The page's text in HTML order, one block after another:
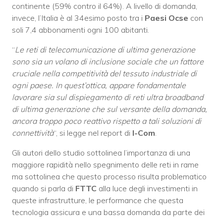
continente (59% contro il 64%). A livello di domanda,
invece, l’Italia è al 34esimo posto tra i Paesi Ocse con
soli 7,4 abbonamenti ogni 100 abitanti.
“Le reti di telecomunicazione di ultima generazione
sono sia un volano di inclusione sociale che un fattore
cruciale nella competitività del tessuto industriale di
ogni paese. In quest’ottica, appare fondamentale
lavorare sia sul dispiegamento di reti ultra broadband
di ultima generazione che sul versante della domanda,
ancora troppo poco reattivo rispetto a tali soluzioni di
connettività“, si legge nel report di I-Com.
Gli autori dello studio sottolinea l’importanza di una
maggiore rapidità nello spegnimento delle reti in rame
ma sottolinea che questo processo risulta problematico
quando si parla di FTTC alla luce degli investimenti in
queste infrastrutture, le performance che questa
tecnologia assicura e una bassa domanda da parte dei